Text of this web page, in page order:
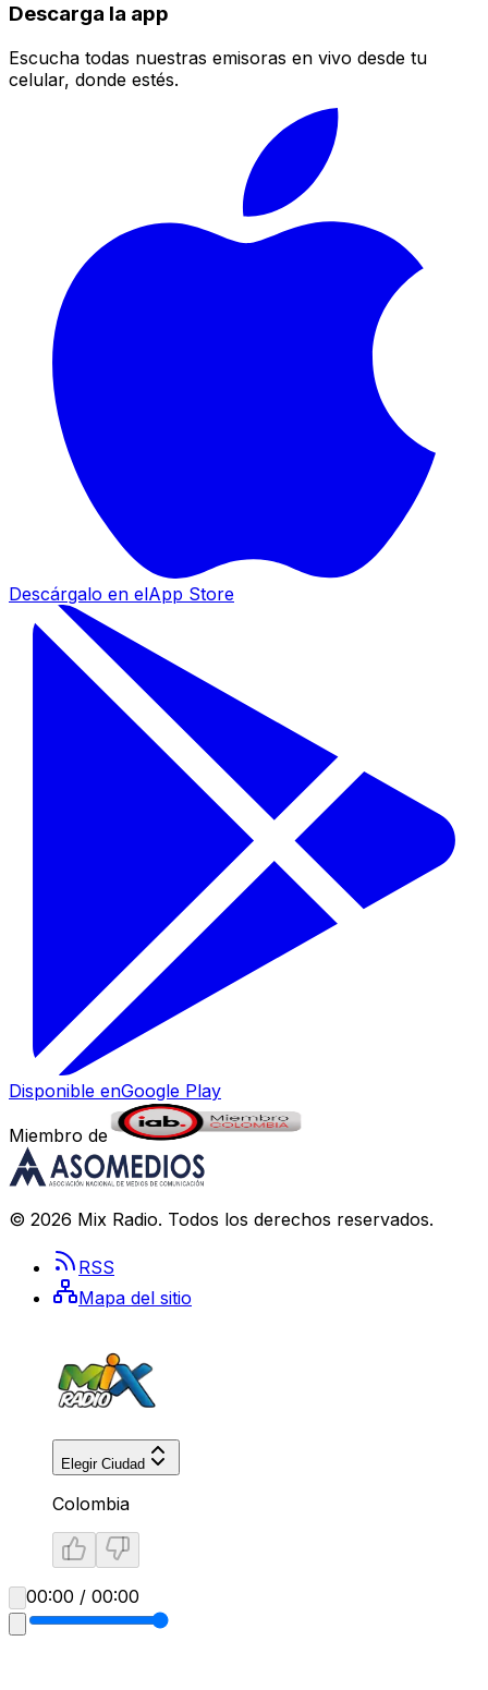
Descarga la app
Escucha todas nuestras emisoras en vivo desde tu
celular, donde estés.
Descárgalo en elApp Store
Disponible enGoogle Play
Miembro de
© 2026 Mix Radio. Todos los derechos reservados.
RSS
Mapa del sitio
Elegir Ciudad
Colombia
00:00 / 00:00